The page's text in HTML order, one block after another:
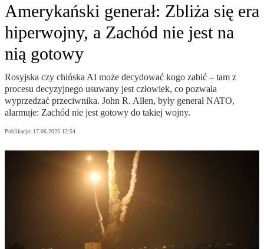
Amerykański generał: Zbliża się era
hiperwojny, a Zachód nie jest na
nią gotowy
Rosyjska czy chińska AI może decydować kogo zabić – tam z
procesu decyzyjnego usuwany jest człowiek, co pozwala
wyprzedzać przeciwnika. John R. Allen, były generał NATO,
alarmuje: Zachód nie jest gotowy do takiej wojny.
Publikacja: 17.06.2025 12:54